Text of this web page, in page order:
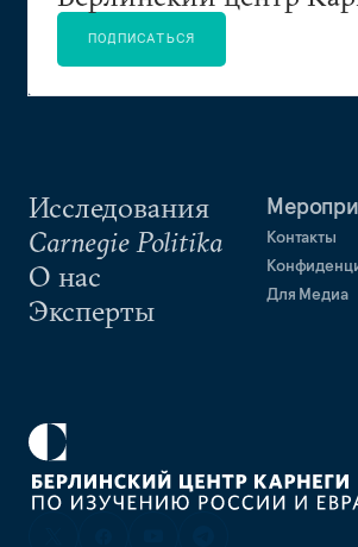
Исследования
Carnegie Politika
О нас
Эксперты
Контакты
Для Медиа
ПОДПИСАТЬСЯ